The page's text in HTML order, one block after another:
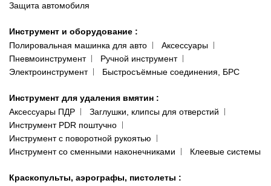
Защита автомобиля
Инструмент и оборудование :
Полировальная машинка для авто
Аксессуары
Пневмоинструмент
Ручной инструмент
Электроинструмент
Быстросъёмные соединения, БРС
Инструмент для удаления вмятин :
Аксессуары ПДР
Заглушки, клипсы для отверстий
Инструмент PDR поштучно
Инструмент с поворотной рукоятью
Инструмент со сменными наконечниками
Клеевые системы
Краскопульты, аэрографы, пистолеты :